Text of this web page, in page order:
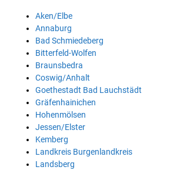
Aken/Elbe
Annaburg
Bad Schmiedeberg
Bitterfeld-Wolfen
Braunsbedra
Coswig/Anhalt
Goethestadt Bad Lauchstädt
Gräfenhainichen
Hohenmölsen
Jessen/Elster
Kemberg
Landkreis Burgenlandkreis
Landsberg